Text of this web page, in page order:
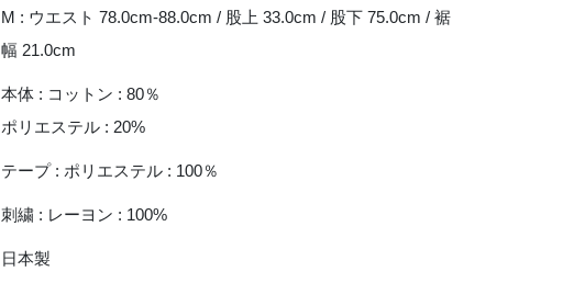
M : ウエスト 78.0cm-88.0cm / 股上 33.0cm / 股下 75.0cm / 裾
幅 21.0cm
本体 : コットン : 80％
ポリエステル : 20%
テープ : ポリエステル : 100％
刺繍 : レーヨン : 100%
日本製